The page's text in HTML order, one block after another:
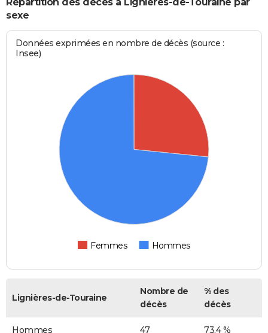
sexe
Données exprimées en nombre de décès (source :
Insee)
Femmes Hommes
Lignières-de-Touraine
Nombre de
décès
% des
décès
Hommes 47 73,4 %